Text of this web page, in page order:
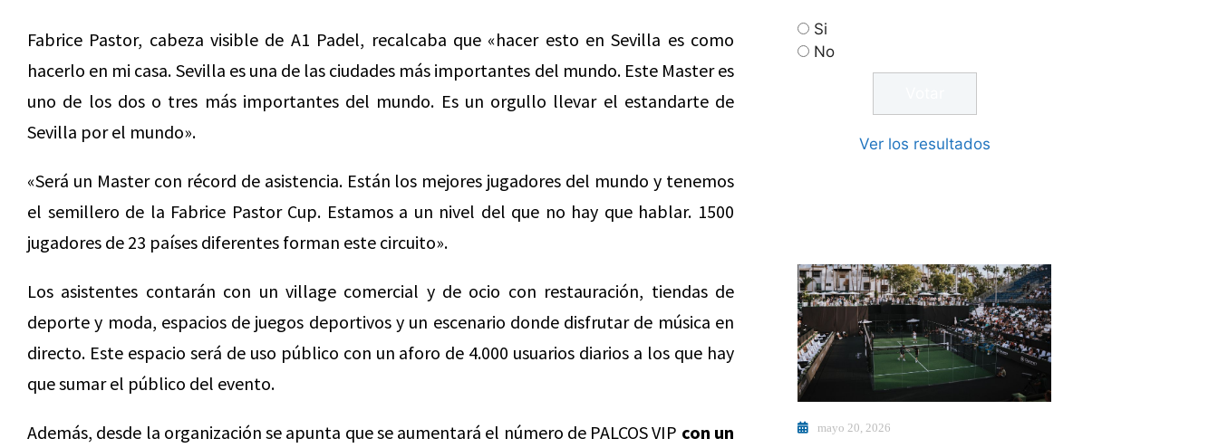
Fabrice Pastor, cabeza visible de A1 Padel, recalcaba que «hacer esto en Sevilla es como
hacerlo en mi casa. Sevilla es una de las ciudades más importantes del mundo. Este Master es
uno de los dos o tres más importantes del mundo. Es un orgullo llevar el estandarte de
Sevilla por el mundo».
«Será un Master con récord de asistencia. Están los mejores jugadores del mundo y tenemos
el semillero de la Fabrice Pastor Cup. Estamos a un nivel del que no hay que hablar. 1500
jugadores de 23 países diferentes forman este circuito».
Los asistentes contarán con un village comercial y de ocio con restauración, tiendas de
deporte y moda, espacios de juegos deportivos y un escenario donde disfrutar de música en
directo. Este espacio será de uso público con un aforo de 4.000 usuarios diarios a los que hay
que sumar el público del evento.
Además, desde la organización se apunta que se aumentará el número de PALCOS VIP con un
Si
No
Ver los resultados
mayo 20, 2026